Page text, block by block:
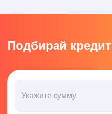
Подбирай
Укажите сумму